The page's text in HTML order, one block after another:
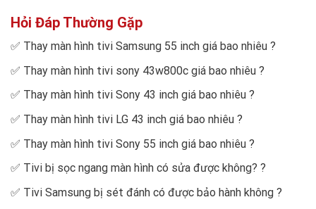
Hỏi Đáp Thường Gặp
✅ Thay màn hình tivi Samsung 55 inch giá bao nhiêu ?
✅ Thay màn hình tivi sony 43w800c giá bao nhiêu ?
✅ Thay màn hình tivi Sony 43 inch giá bao nhiêu ?
✅ Thay màn hình tivi LG 43 inch giá bao nhiêu ?
✅ Thay màn hình tivi Sony 55 inch giá bao nhiêu ?
✅ Tivi bị sọc ngang màn hình có sửa được không? ?
✅ Tivi Samsung bị sét đánh có được bảo hành không ?